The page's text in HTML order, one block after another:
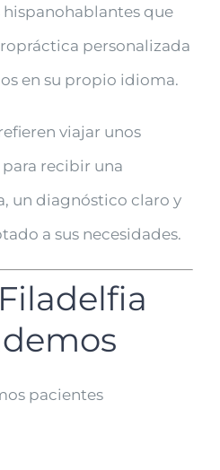
que
personalizada
en su propio idioma.
viajar unos
recibir una
un diagnóstico claro y
a sus necesidades.
pacientes